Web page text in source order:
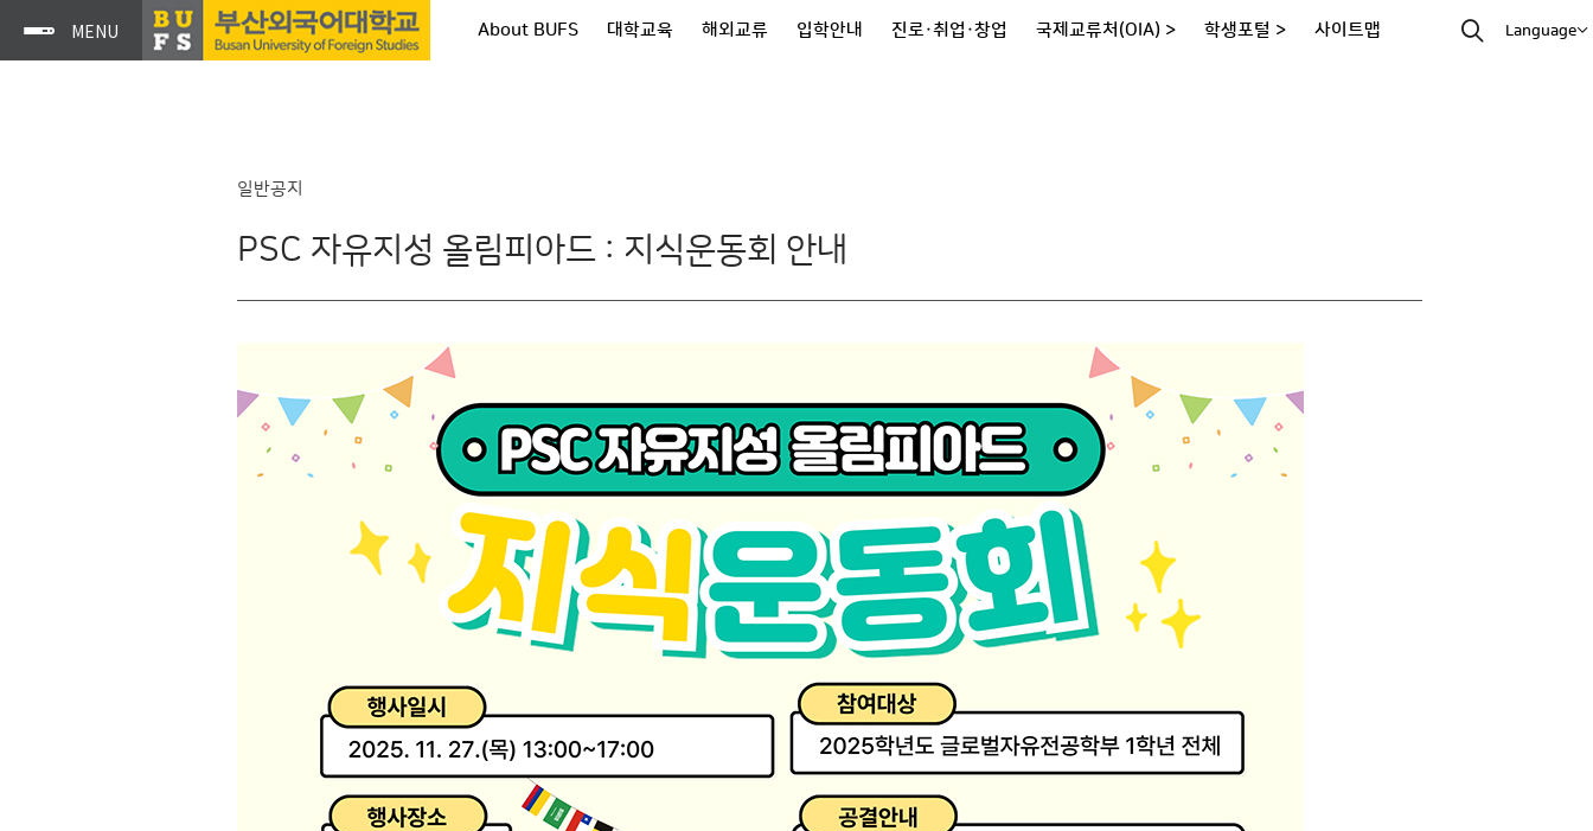
About BUFS 대학교육 해외교류 입학안내 진로·취업·창업 국제교류처(OIA) > 학생포털 > 사이트맵 Language
일반공지
PSC 자유지성 올림피아드 : 지식운동회 안내